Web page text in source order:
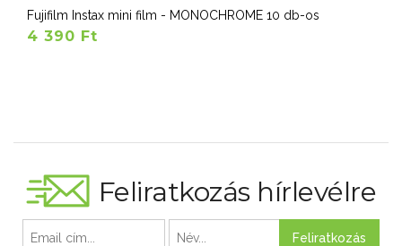
Fujifilm Instax mini film - MONOCHROME 10 db-os
4 390 Ft
Feliratkozás hírlevélre
Feliratkozás